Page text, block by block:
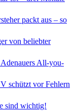
packt aus – so
von beliebter
All-you-
schützt vor Fehlern
sind wichtig!